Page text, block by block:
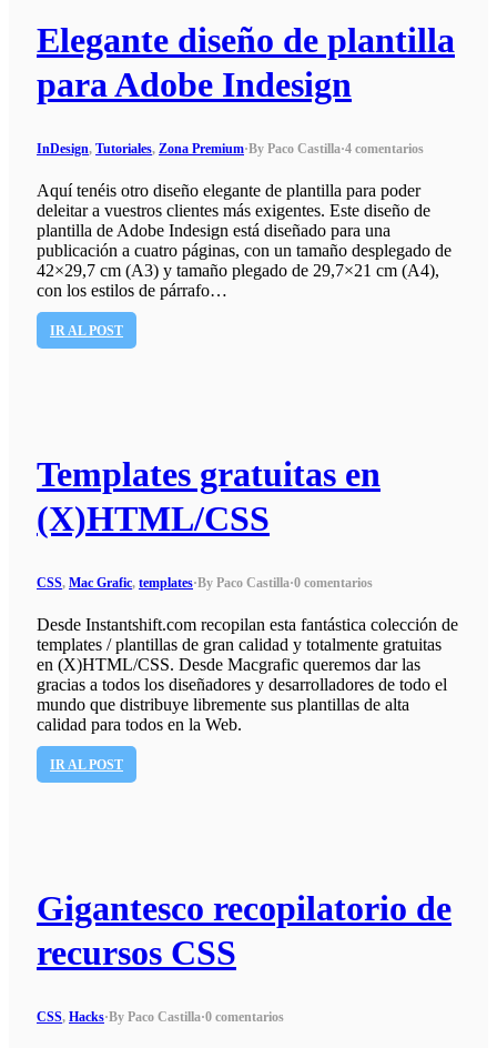
Elegante diseño de plantilla
para Adobe Indesign
InDesign, Tutoriales, Zona Premium·By Paco Castilla·4 comentarios
Aquí tenéis otro diseño elegante de plantilla para poder
deleitar a vuestros clientes más exigentes. Este diseño de
plantilla de Adobe Indesign está diseñado para una
publicación a cuatro páginas, con un tamaño desplegado de
42×29,7 cm (A3) y tamaño plegado de 29,7×21 cm (A4),
con los estilos de párrafo…
IR AL POST
Templates gratuitas en
(X)HTML/CSS
CSS, Mac Grafic, templates·By Paco Castilla·0 comentarios
Desde Instantshift.com recopilan esta fantástica colección de
templates / plantillas de gran calidad y totalmente gratuitas
en (X)HTML/CSS. Desde Macgrafic queremos dar las
gracias a todos los diseñadores y desarrolladores de todo el
mundo que distribuye libremente sus plantillas de alta
calidad para todos en la Web.
IR AL POST
Gigantesco recopilatorio de
recursos CSS
CSS, Hacks·By Paco Castilla·0 comentarios